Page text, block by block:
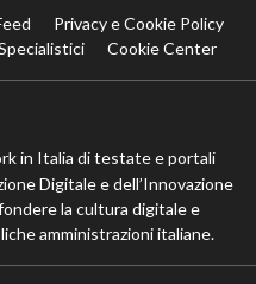
Privacy e Cookie Policy
Cookie Center
in Italia di testate e portali
Digitale e dell’Innovazione
la cultura digitale e
amministrazioni italiane.